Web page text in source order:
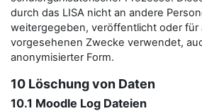
durch das LISA nicht an andere
weitergegeben, veröffentlicht oder für
vorgesehenen Zwecke verwendet,
anonymisierter Form.
10 Löschung von Daten
10.1 Moodle Log Dateien